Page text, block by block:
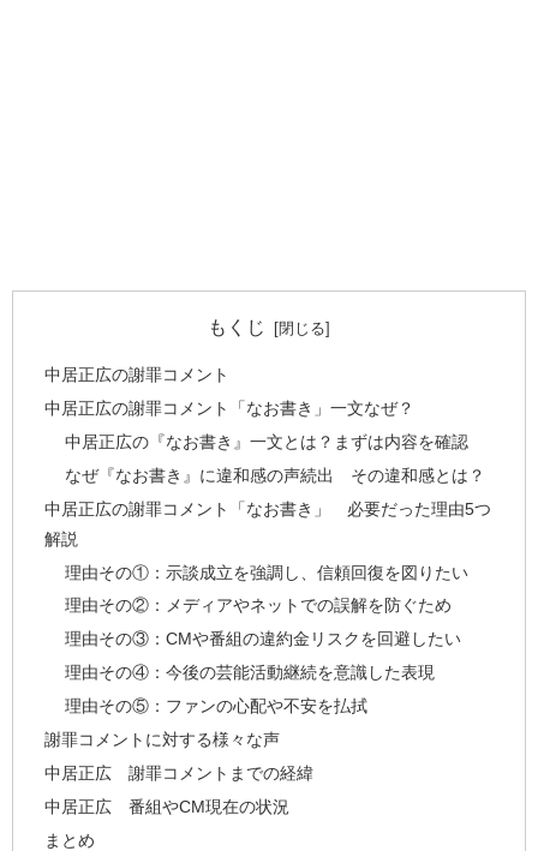
もくじ
中居正広の謝罪コメント
中居正広の謝罪コメント「なお書き」一文なぜ？
中居正広の『なお書き』一文とは？まずは内容を確認
なぜ『なお書き』に違和感の声続出 その違和感とは？
中居正広の謝罪コメント「なお書き」 必要だった理由5つ
解説
理由その①：示談成立を強調し、信頼回復を図りたい
理由その②：メディアやネットでの誤解を防ぐため
理由その③：CMや番組の違約金リスクを回避したい
理由その④：今後の芸能活動継続を意識した表現
理由その⑤：ファンの心配や不安を払拭
謝罪コメントに対する様々な声
中居正広 謝罪コメントまでの経緯
中居正広 番組やCM現在の状況
まとめ